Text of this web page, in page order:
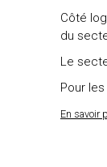
Côté
du
Le
Pour
En savoir